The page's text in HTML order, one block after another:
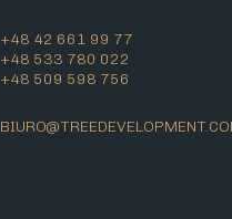
+48 42 661 99 77
+48 533 780 022
+48 509 598 756